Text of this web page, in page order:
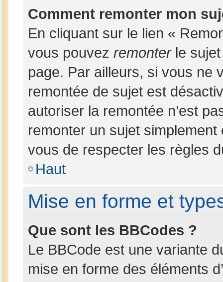
Comment remonter mon
En cliquant sur le lien «
vous pouvez remonterle sujet
page. Par ailleurs, si vous ne
remontée de sujet est
autoriser la remontée n’est
remonter un sujet
vous de respecter les règles
Haut
Mise en forme et
Que sont les BBCodes ?
Le BBCode est une variante
mise en forme des éléments